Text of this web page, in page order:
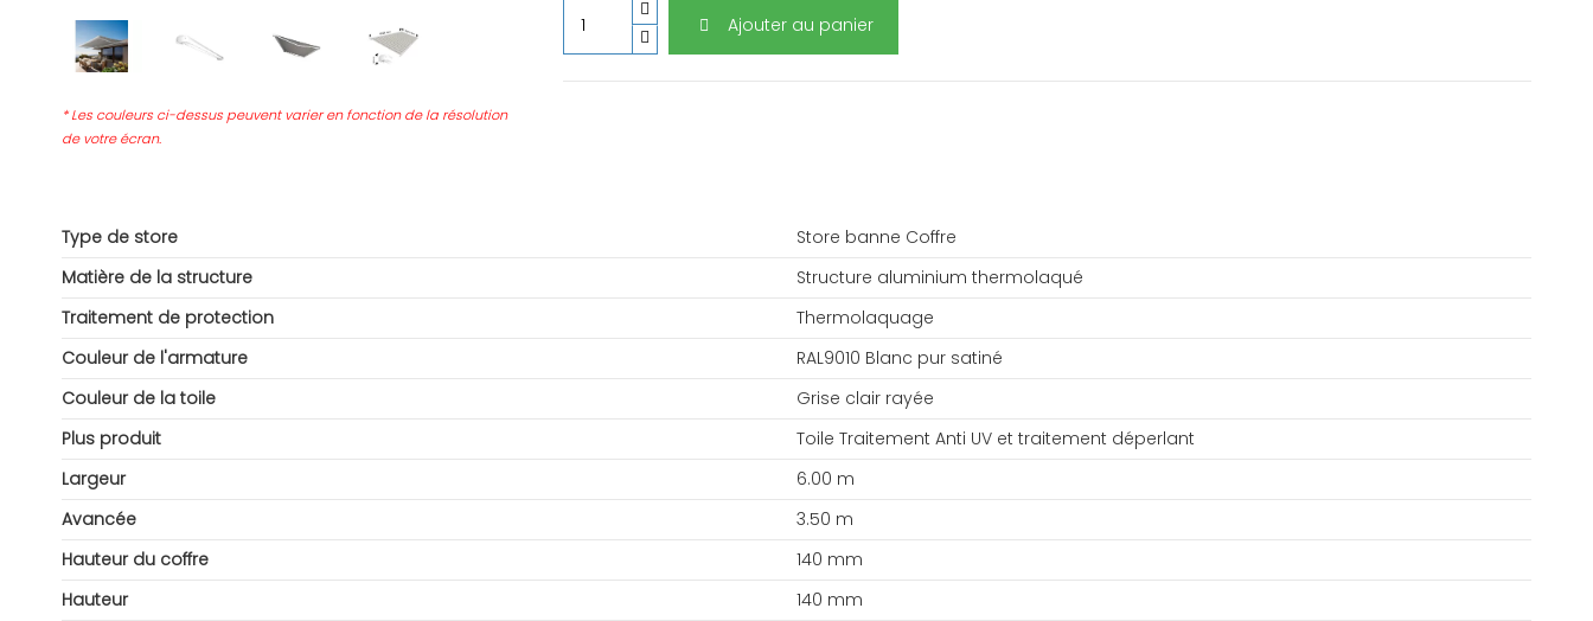
* Les couleurs ci-dessus peuvent varier en fonction de la résolution
de votre écran.
Ajouter au panier
Type de store
Store banne Coffre
Matière de la structure
Structure aluminium thermolaqué
Traitement de protection
Thermolaquage
Couleur de l'armature
RAL9010 Blanc pur satiné
Couleur de la toile
Grise clair rayée
Plus produit
Toile Traitement Anti UV et traitement déperlant
Largeur
6.00 m
Avancée
3.50 m
Hauteur du coffre
140 mm
Hauteur
140 mm